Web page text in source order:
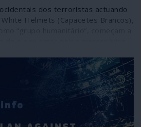
dos terroristas actuando
Helmets (Capacetes Brancos),